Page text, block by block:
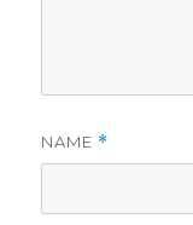
NAME *